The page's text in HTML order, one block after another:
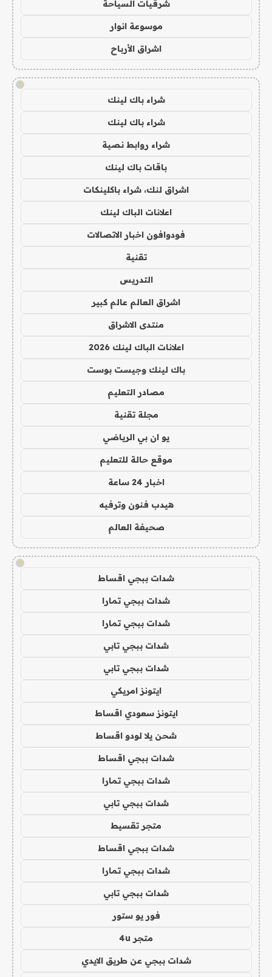
شرقيات السياحة
موسوعة انوار
اشراق الأرباح
!
شراء باك لينك
شراء باك لينك
شراء روابط نصية
باقات باك لينك
اشراق لنك، شراء باكلينكات
اعلانات الباك لينك
فودوافون اخبار الاتصالات
تقنية
التدريس
اشراق العالم عالم كبير
منتدى الاشراق
اعلانات الباك لينك 2026
باك لينك وجيست بوست
مصادر التعليم
مجلة تقنية
يو ان بي الرياضي
موقع حالة للتعليم
اخبار 24 ساعة
هيدب فنون وترفيه
صحيفة العالم
!
شدات ببجي اقساط
شدات ببجي تمارا
شدات ببجي تمارا
شدات ببجي تابي
شدات ببجي تابي
ايتونز امريكي
ايتونز سعودي اقساط
شحن يلا لودو اقساط
شدات ببجي اقساط
شدات ببجي تمارا
شدات ببجي تابي
متجر تقسيط
شدات ببجي اقساط
شدات ببجي تمارا
شدات ببجي تابي
فور يو ستور
متجر 4u
شدات ببجي عن طريق الايدي